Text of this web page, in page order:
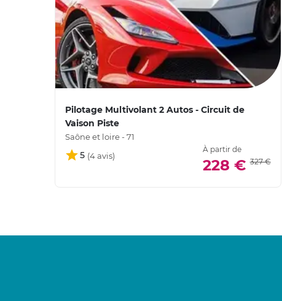
Pilotage Multivolant 2 Autos - Circuit de
Vaison Piste
Saône et loire - 71
5
À partir de
228 € 327 €